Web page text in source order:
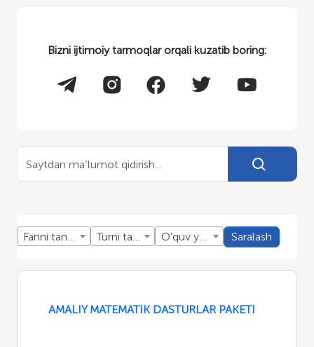
Bizni ijtimoiy tarmoqlar orqali kuzatib boring:
Fanni tanlang Turni tanlang O'quv yillini tanlang Saralash
AMALIY MATEMATIK DASTURLAR PAKETI